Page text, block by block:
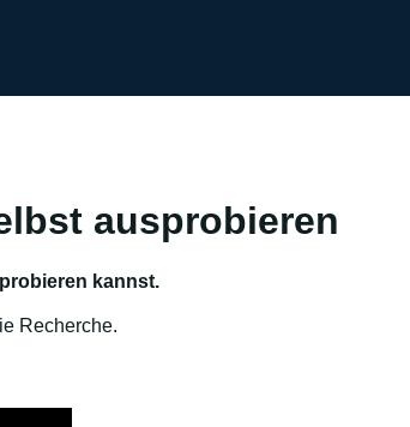
ausprobieren
kannst.
Recherche.